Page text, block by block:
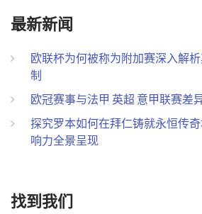
最新新闻
欧联杯为何被称为附加赛深入解
制
欧冠赛事与法甲 英超 意甲联赛差
探究罗本如何在拜仁铸就永恒传
响力全景呈现
找到我们